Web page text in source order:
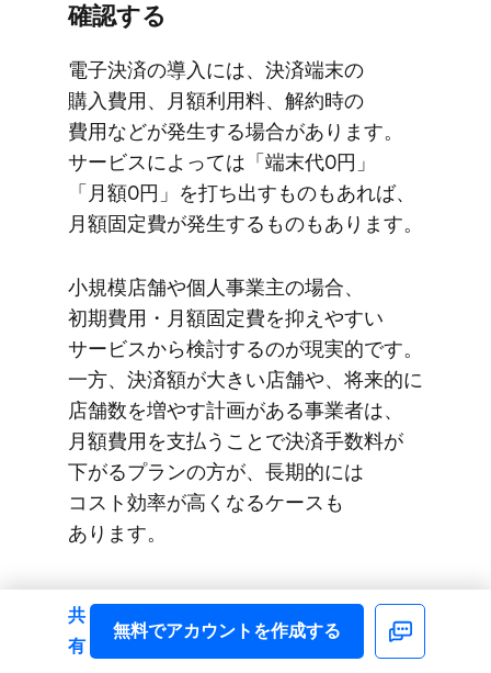
確認する
電子決済の​導入には、​決済端末の​
購入費用、​月額利用料、​解約時の​
費用などが​発生する​場合が​あります。​
サービスに​よっては​「端末代0円」​
「月額0円」を​打ち出すものも​あれば、​
月額固定費が​発生する​ものも​あります。
小規模店舗や​個人事業主の​場合、​
初期費用・月額固定費を​抑えやすい​
サービスから​検討するのが​現実的です。​
一方、​決済額が​大きい​店舗や、​将来的に​
店舗数を​増やす計画が​ある​事業者は、​
月額費用を​支払う​ことで​決済手数料が​
下がる​プランの​方が、​長期的には​
コスト効率が​高くなる​ケースも​
あります。
5. POSレジとの​連携可否を​
確認する
Facebook
共
有
無料で​アカウントを​作成する